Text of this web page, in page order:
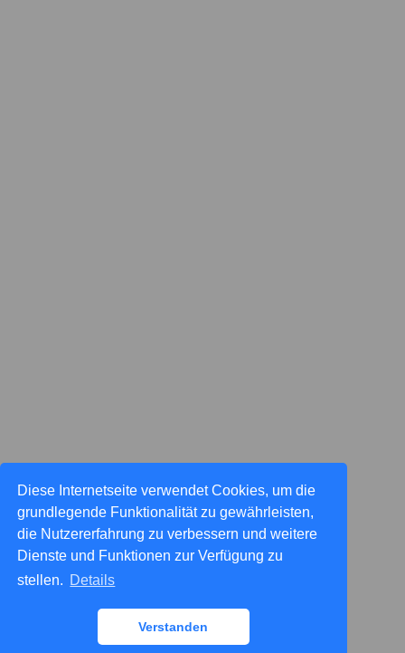
Diese Internetseite verwendet Cookies, um die
grundlegende Funktionalität zu gewährleisten,
die Nutzererfahrung zu verbessern und weitere
Dienste und Funktionen zur Verfügung zu
stellen. Details
Verstanden